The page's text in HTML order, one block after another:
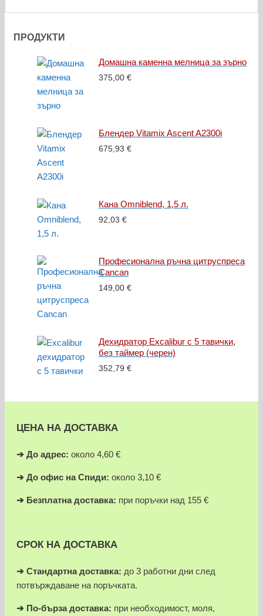
ПРОДУКТИ
Домашна каменна мелница за зърно
375,00 €
Блендер Vitamix Ascent A2300i
675,93 €
Кана Omniblend, 1,5 л.
92,03 €
Професионална ръчна цитруспреса
Cancan
149,00 €
Дехидратор Excalibur с 5 тавички,
без таймер (черен)
352,79 €
ЦЕНА НА ДОСТАВКА
➔ До адрес: около 4,60 €
➔ До офис на Спиди: около 3,10 €
➔ Безплатна доставка: при поръчки над 155 €
СРОК НА ДОСТАВКА
➔ Стандартна доставка: до 3 работни дни след
потвърждаване на поръчката.
➔ По-бърза доставка: при необходимост, моля,